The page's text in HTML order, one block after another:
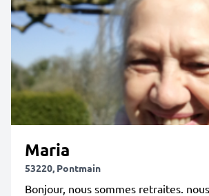
Maria
53220, Pontmain
Bonjour, nous sommes retraites.